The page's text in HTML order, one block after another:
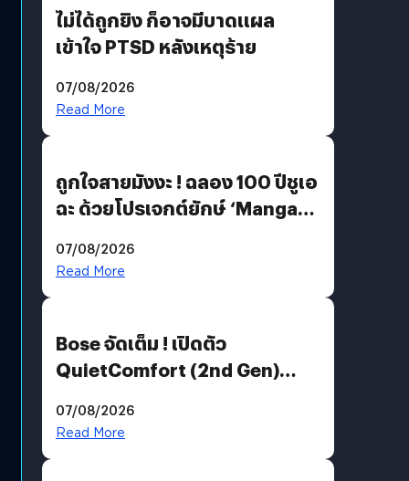
ไม่ได้ถูกยิง ก็อาจมีบาดแผล
เข้าใจ PTSD หลังเหตุร้าย
07/08/2026
Read More
ถูกใจสายมังงะ ! ฉลอง 100 ปีชูเอ
ฉะ ด้วยโปรเจกต์ยักษ์ ‘Manga
มีภาษาไทยด้วย
07/08/2026
Read More
Bose จัดเต็ม ! เปิดตัว
QuietComfort (2nd Gen)
07/08/2026
Read More